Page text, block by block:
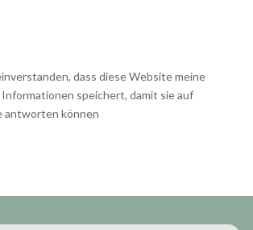
dass diese Website meine
speichert, damit sie auf
antworten können